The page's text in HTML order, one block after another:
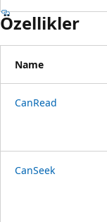
Özellikler
Name
CanRead
CanSeek